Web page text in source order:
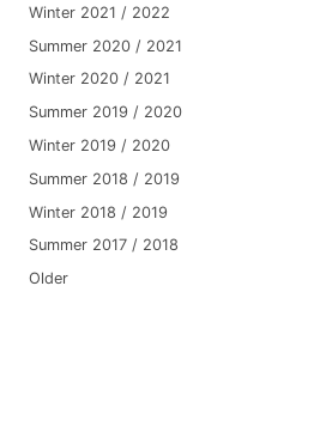
Winter 2021 / 2022
Summer 2020 / 2021
Winter 2020 / 2021
Summer 2019 / 2020
Winter 2019 / 2020
Summer 2018 / 2019
Winter 2018 / 2019
Summer 2017 / 2018
Older